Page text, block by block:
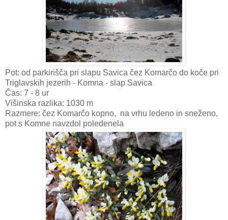
Pot: od parkirišča pri slapu Savica čez Komarčo do koče pri
Triglavskih jezerih - Komna - slap Savica
Čas: 7 - 8 ur
Višinska razlika: 1030 m
Razmere: čez Komarčo kopno, na vrhu ledeno in sneženo,
pot s Komne navzdol poledenela